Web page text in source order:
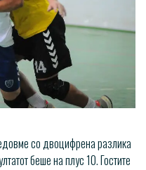
со двоцифрена разлика
беше на плус 10. Гостите